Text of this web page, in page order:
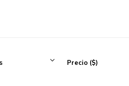
Precio ($)